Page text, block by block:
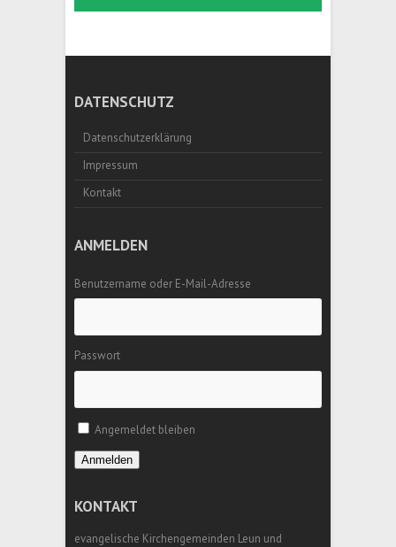
DATENSCHUTZ
Datenschutzerklärung
Impressum
Kontakt
ANMELDEN
Benutzername oder E-Mail-Adresse
Passwort
Angemeldet bleiben
Anmelden
KONTAKT
evangelische Kirchengemeinden Leun und